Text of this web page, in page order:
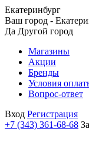
Екатеринбург
Ваш город -
Да Другой город
Магазины
Акции
Бренды
Условия
Вопрос-ответ
Вход Регистрация
+7 (343) 361-68-68